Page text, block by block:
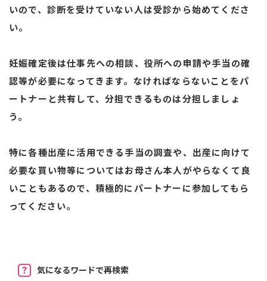
いので、診断を受けていない人は受診から始めてくださ
い。
妊娠確定後は仕事先への相談、役所への申請や手当の確
認等が必要になってきます。 なければならないことをパ
ートナーと共有して、分担できるものは分担しましょ
う。
特に各種出産に活用できる手当の調査や、出産に向けて
必要な買い物等についてはお母さん本人がやらなくて良
いこともあるので、積極的にパートナーに参加してもら
ってください。
気になるワードで再検索